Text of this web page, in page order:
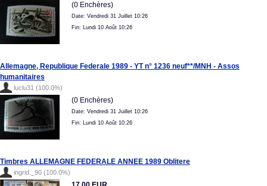
(0 Enchères)
Date: Vendredi 31 Juillet 10:26
Fin: Lundi 10 Août 10:26
Allemagne, Republique Federale 1989 - YT n° 1236 neuf**/MNH - Assos
humanitaires
luclu31 (100.0%)
(0 Enchères)
Date: Vendredi 31 Juillet 10:26
Fin: Lundi 10 Août 10:26
Timbres ALLEMAGNE FEDERALE ANNEE 1989 Oblitere
ingrid._90 (100.0%)